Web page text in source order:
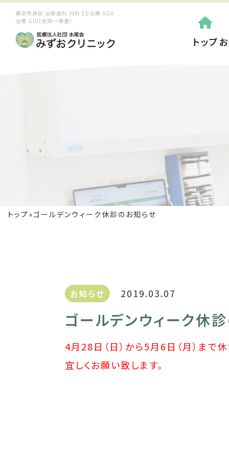
横浜市泉区 泌尿器科 内科 ED治療 AGA
治療 GID(性同一障害）
トップ
トップ»ゴールデンウィーク休診のお知らせ
お知らせ 2019.03.07
ゴールデンウィーク休
4月28日（日）から5月6日（月）まで
宜しくお願い致します。